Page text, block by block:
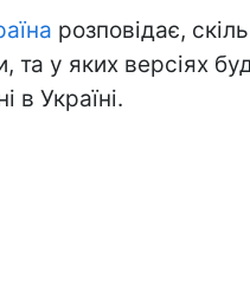
розповідає,
та у яких версіях
в Україні.